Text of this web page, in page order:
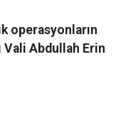
operasyonların
Vali Abdullah Erin